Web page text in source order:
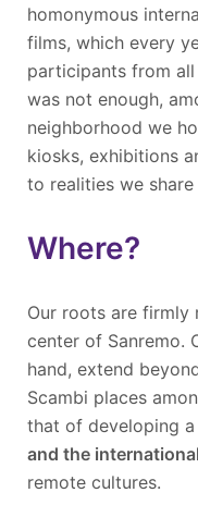
homonymous
films, which every
participants from
was not enough,
neighborhood we
kiosks, exhibitions
to realities we
Where?
Our roots are firmly
center of Sanremo.
hand, extend
Scambi places
that of developing a
and the international
remote cultures.